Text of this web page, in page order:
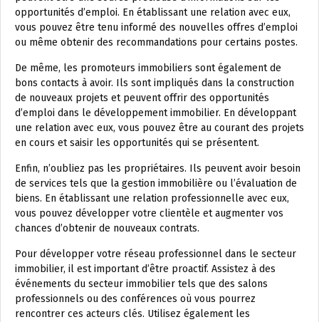
opportunités d’emploi. En établissant une relation avec eux,
vous pouvez être tenu informé des nouvelles offres d’emploi
ou même obtenir des recommandations pour certains postes.
De même, les promoteurs immobiliers sont également de
bons contacts à avoir. Ils sont impliqués dans la construction
de nouveaux projets et peuvent offrir des opportunités
d’emploi dans le développement immobilier. En développant
une relation avec eux, vous pouvez être au courant des projets
en cours et saisir les opportunités qui se présentent.
Enfin, n’oubliez pas les propriétaires. Ils peuvent avoir besoin
de services tels que la gestion immobilière ou l’évaluation de
biens. En établissant une relation professionnelle avec eux,
vous pouvez développer votre clientèle et augmenter vos
chances d’obtenir de nouveaux contrats.
Pour développer votre réseau professionnel dans le secteur
immobilier, il est important d’être proactif. Assistez à des
événements du secteur immobilier tels que des salons
professionnels ou des conférences où vous pourrez
rencontrer ces acteurs clés. Utilisez également les